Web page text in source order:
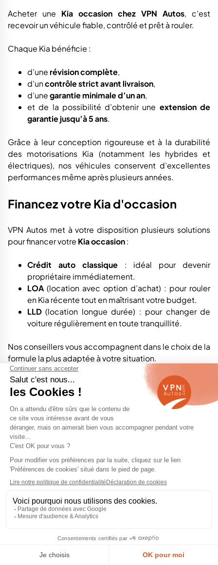
Acheter une Kia occasion chez VPN Autos, c’est
recevoir un véhicule fiable, contrôlé et prêt à rouler.
Chaque Kia bénéficie :
d’une révision complète,
d’uncontrôle strict avant livraison,
d’unegarantie minimale d’un an,
et de la possibilité d’obtenir une extension de
garantie jusqu’à 5 ans.
Grâce à leur conception rigoureuse et à la durabilité
des motorisations Kia (notamment les hybrides et
électriques), nos véhicules conservent d’excellentes
performances même après plusieurs années.
Financez votre Kia d'occasion
VPN Autos met à votre disposition plusieurs solutions
pour financer votre Kia occasion:
Crédit auto classique: idéal pour devenir
propriétaire immédiatement.
LOA (location avec option d’achat) : pour rouler
en Kia récente tout en maîtrisant votre budget.
LLD (location longue durée) : pour changer de
voiture régulièrement en toute tranquillité.
Nos conseillers vous accompagnent dans le choix de la
formule la plus adaptée à votre situation.
Un crédit vous engage et doit être remboursé. Vérifiez
vos capacités de remboursement avant de vous
engager.
Essayez votre prochaine Kia
occasion
Vous avez repéré une Kia Sportage, une Ceed ou une
Kia pas chère parmi nos annonces ?
Chez VPN Autos, vous pouvezessayer gratuitement
votre future voiture dans le point de vente le plus
proche.
Nos conseillers vous accompagnent dès la prise de
contact jusqu’à la remise des clés, afin de vous